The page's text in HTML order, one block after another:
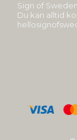
Sign of Sweden
Du kan alltid